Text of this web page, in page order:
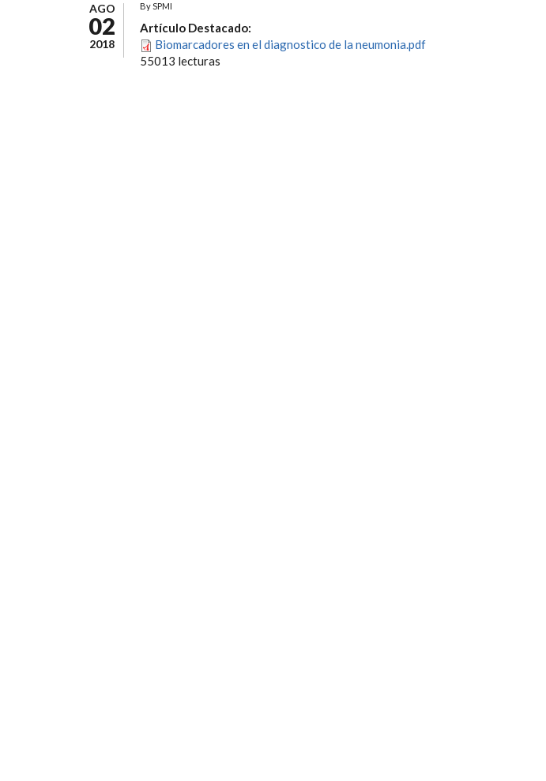
AGO
02
2018
BySPMI
Artículo Destacado:
Biomarcadores en el diagnostico de la neumonia.pdf
55013 lecturas